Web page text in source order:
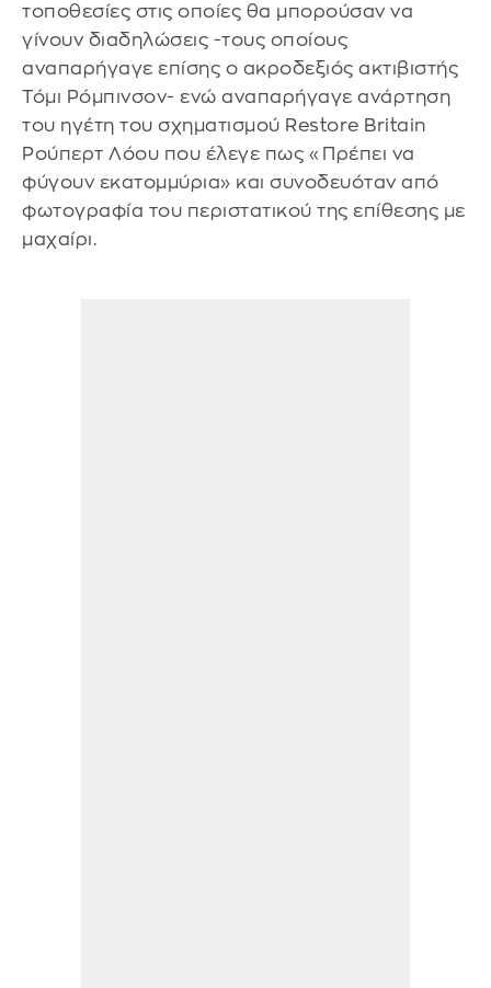
τοποθεσίες στις οποίες θα μπορούσαν να
γίνουν διαδηλώσεις -τους οποίους
αναπαρήγαγε επίσης ο ακροδεξιός ακτιβιστής
Τόμι Ρόμπινσον- ενώ αναπαρήγαγε ανάρτηση
του ηγέτη του σχηματισμού Restore Britain
Ρούπερτ Λόου που έλεγε πως «Πρέπει να
φύγουν εκατομμύρια» και συνοδευόταν από
φωτογραφία του περιστατικού της επίθεσης με
μαχαίρι.